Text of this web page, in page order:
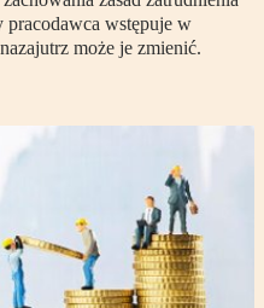
wstępuje w
może je zmienić.